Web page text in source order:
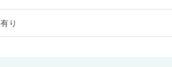
有り